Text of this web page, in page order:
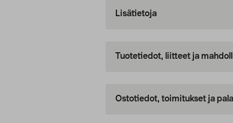
Lisätietoja
Tuotetiedot, liitteet ja
Ostotiedot, toimitukset ja